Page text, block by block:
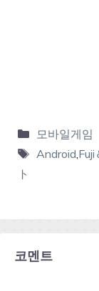
모바일게임
Android,Fuji
ト
코멘트